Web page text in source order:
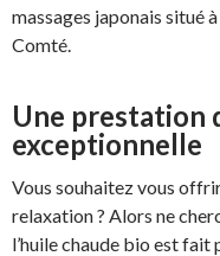
massages japonais situé
Comté.
Une prestation
exceptionnelle
Vous souhaitez vous
relaxation ? Alors ne
l’huile chaude bio est